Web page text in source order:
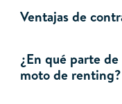
Ventajas de
¿En qué parte
moto de renting?